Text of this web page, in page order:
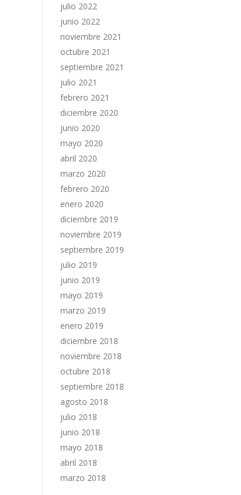
julio 2022
junio 2022
noviembre 2021
octubre 2021
septiembre 2021
julio 2021
febrero 2021
diciembre 2020
junio 2020
mayo 2020
abril 2020
marzo 2020
febrero 2020
enero 2020
diciembre 2019
noviembre 2019
septiembre 2019
julio 2019
junio 2019
mayo 2019
marzo 2019
enero 2019
diciembre 2018
noviembre 2018
octubre 2018
septiembre 2018
agosto 2018
julio 2018
junio 2018
mayo 2018
abril 2018
marzo 2018